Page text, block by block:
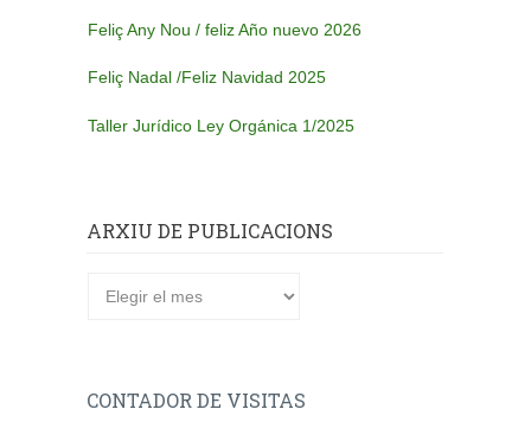
Feliç Any Nou / feliz Año nuevo 2026
Feliç Nadal /Feliz Navidad 2025
Taller Jurídico Ley Orgánica 1/2025
ARXIU DE PUBLICACIONS
CONTADOR DE VISITAS